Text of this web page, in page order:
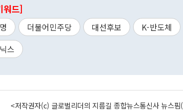
워드]
더불어민주당 대선후보 K-반도체
스
<저작권자(c) 글로벌리더의 지름길 종합뉴스통신사 뉴스